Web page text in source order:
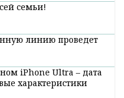
семьи!
линию проведет
iPhone Ultra – дата
характеристики